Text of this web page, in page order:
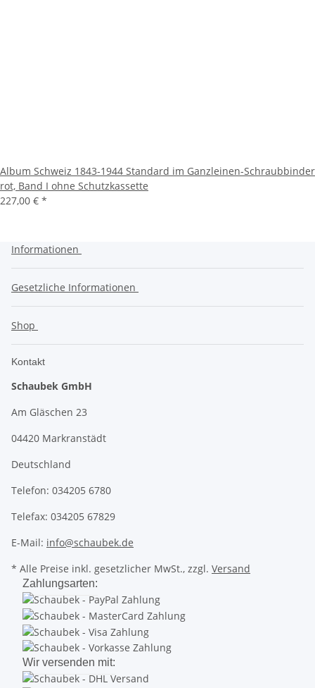
Album Schweiz 1843-1944 Standard im Ganzleinen-Schraubbinder
rot, Band I ohne Schutzkassette
227,00 € *
Informationen
Gesetzliche Informationen
Shop
Kontakt
Schaubek GmbH
Am Gläschen 23
04420 Markranstädt
Deutschland
Telefon: 034205 6780
Telefax: 034205 67829
E-Mail: info@schaubek.de
* Alle Preise inkl. gesetzlicher MwSt., zzgl. Versand
Zahlungsarten:
Wir versenden mit: